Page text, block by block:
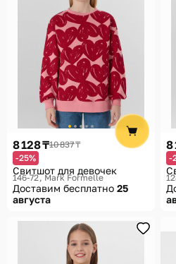
8 128 ₸10 837 ₸
-25%
Свитшот для девочек
146-72 Mark Formelle
Доставим бесплатно 25
августа
8
-